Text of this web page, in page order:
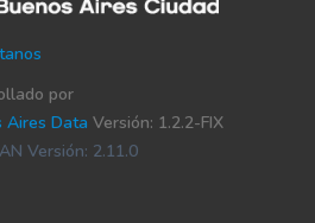
por
Aires Data Versión: 1.2.2-FIX
Versión: 2.11.0